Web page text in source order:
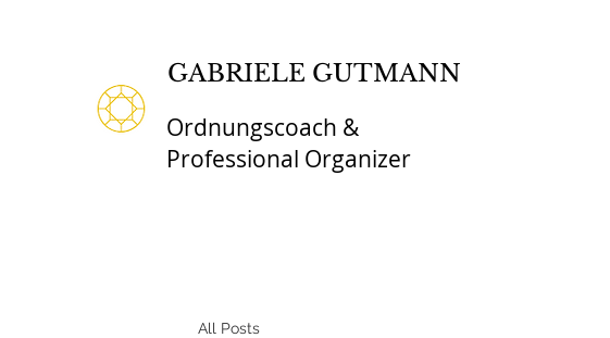
GABRIELE GUTMANN
Ordnungscoach &
Professional Organizer
All Posts